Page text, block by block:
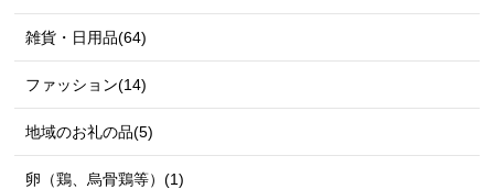
雑貨・日用品(64)
ファッション(14)
地域のお礼の品(5)
卵（鶏、烏骨鶏等）(1)